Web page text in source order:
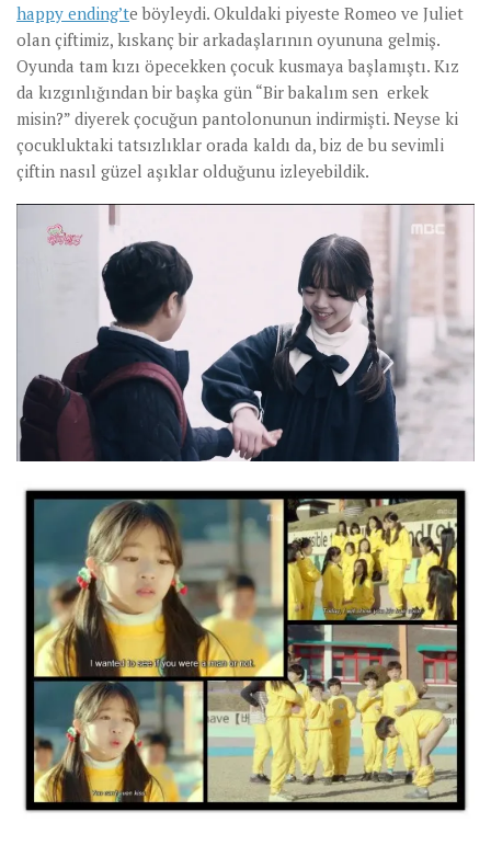
happy ending’te böyleydi. Okuldaki piyeste Romeo ve Juliet
olan çiftimiz, kıskanç bir arkadaşlarının oyununa gelmiş.
Oyunda tam kızı öpecekken çocuk kusmaya başlamıştı. Kız
da kızgınlığından bir başka gün “Bir bakalım sen erkek
misin?” diyerek çocuğun pantolonunun indirmişti. Neyse ki
çocukluktaki tatsızlıklar orada kaldı da, biz de bu sevimli
çiftin nasıl güzel aşıklar olduğunu izleyebildik.